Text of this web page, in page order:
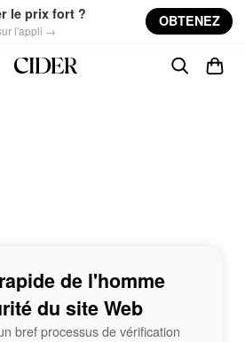
le prix fort ?
l'appli →
OBTENEZ
de l'homme
du site Web
bref processus de vérification